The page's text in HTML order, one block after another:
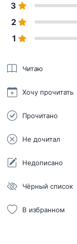
3
2
1
Читаю
Хочу прочитать
Прочитано
Не дочитал
Недописано
Чёрный список
В избранном